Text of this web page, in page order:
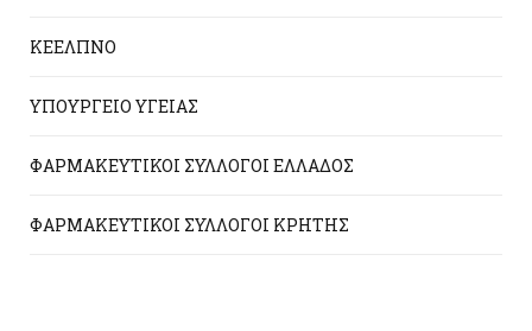
ΚΕΕΛΠΝΟ
ΥΠΟΥΡΓΕΙΟ ΥΓΕΙΑΣ
ΦΑΡΜΑΚΕΥΤΙΚΟΙ ΣΥΛΛΟΓΟΙ ΕΛΛΑΔΟΣ
ΦΑΡΜΑΚΕΥΤΙΚΟΙ ΣΥΛΛΟΓΟΙ ΚΡΗΤΗΣ